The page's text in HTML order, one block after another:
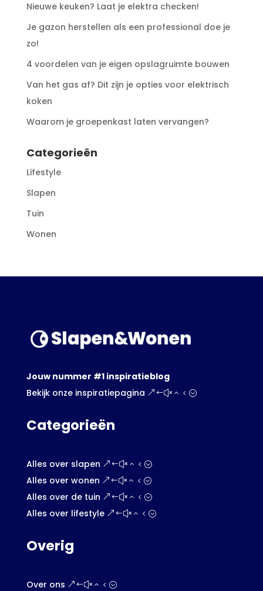
Nieuwe keuken? Laat je elektra checken!
Je gazon herstellen als een professional doe je
zo!
4 voordelen van je eigen opslagruimte bouwen
Van het gas af? Dit zijn je opties voor elektrisch
koken
Waarom je groepenkast laten vervangen?
Categorieën
Lifestyle
Slapen
Tuin
Wonen
Jouw nummer #1 inspiratieblog
Bekijk onze inspiratiepagina
Categorieën
Alles over slapen
Alles over wonen
Alles over de tuin
Alles over lifestyle
Overig
Over ons